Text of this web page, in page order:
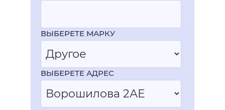
ВЫБЕРЕТЕ МАРКУ
ВЫБЕРЕТЕ АДРЕС